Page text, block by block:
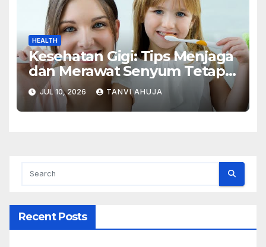
HEALTH
Kesehatan Gigi: Tips Menjaga
dan Merawat Senyum Tetap
Sehat
JUL 10, 2026 TANVI AHUJA
Recent Posts